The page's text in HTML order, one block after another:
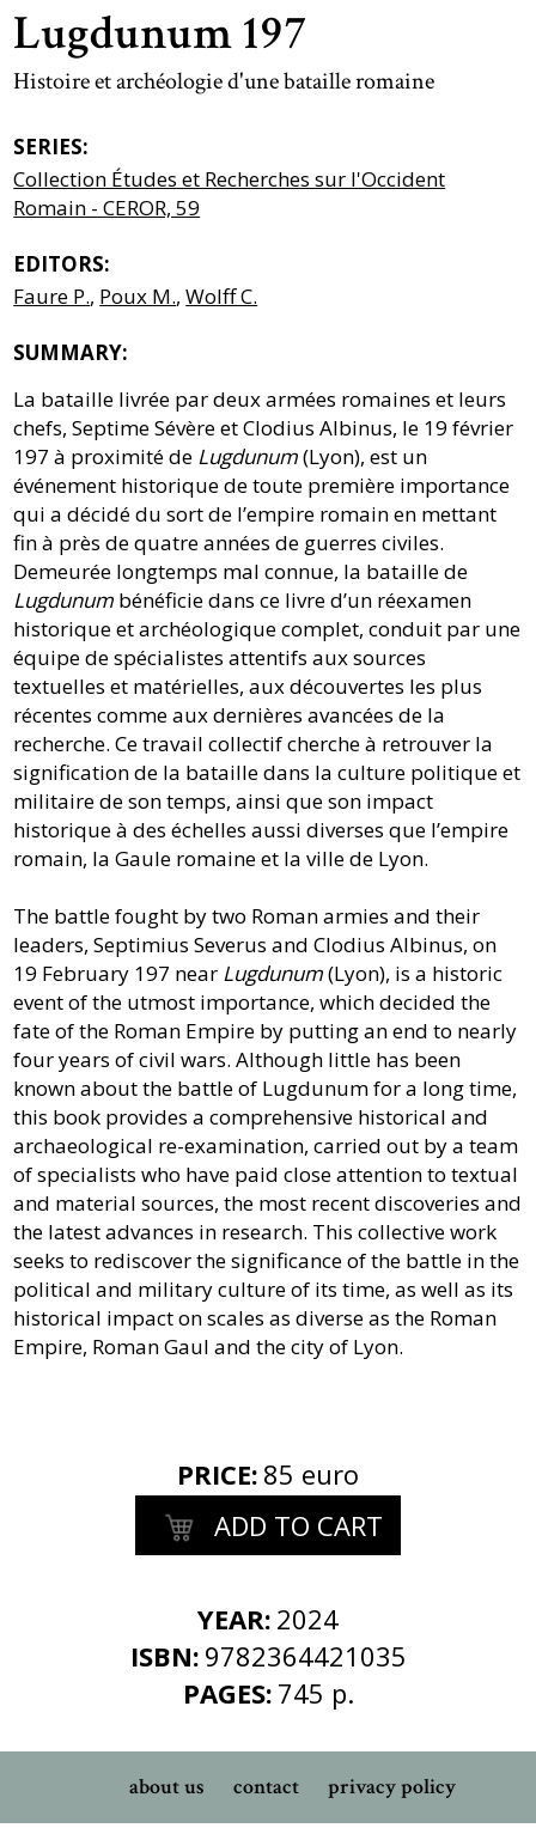
PRICE: 85 euro
ADD TO CART
YEAR: 2024
ISBN: 9782364421035
PAGES: 745 p.
Lugdunum 197
Histoire et archéologie d'une bataille romaine
SERIES:
Collection Études et Recherches sur l'Occident
Romain - CEROR, 59
EDITORS:
Faure P., Poux M.,Wolff C.
SUMMARY:
La bataille livrée par deux armées romaines et leurs
chefs, Septime Sévère et Clodius Albinus, le 19 février
197 à proximité de Lugdunum(Lyon), est un
événement historique de toute première importance
qui a décidé du sort de l’empire romain en mettant
fin à près de quatre années de guerres civiles.
Demeurée longtemps mal connue, la bataille de
Lugdunum bénéficie dans ce livre d’un réexamen
historique et archéologique complet, conduit par une
équipe de spécialistes attentifs aux sources
textuelles et matérielles, aux découvertes les plus
récentes comme aux dernières avancées de la
recherche. Ce travail collectif cherche à retrouver la
signification de la bataille dans la culture politique et
militaire de son temps, ainsi que son impact
historique à des échelles aussi diverses que l’empire
romain, la Gaule romaine et la ville de Lyon.
The battle fought by two Roman armies and their
leaders, Septimius Severus and Clodius Albinus, on
19 February 197 near Lugdunum(Lyon), is a historic
event of the utmost importance, which decided the
fate of the Roman Empire by putting an end to nearly
four years of civil wars. Although little has been
known about the battle of Lugdunum for a long time,
this book provides a comprehensive historical and
archaeological re-examination, carried out by a team
of specialists who have paid close attention to textual
and material sources, the most recent discoveries and
the latest advances in research. This collective work
seeks to rediscover the significance of the battle in the
political and military culture of its time, as well as its
historical impact on scales as diverse as the Roman
Empire, Roman Gaul and the city of Lyon.
about us contact privacy policy